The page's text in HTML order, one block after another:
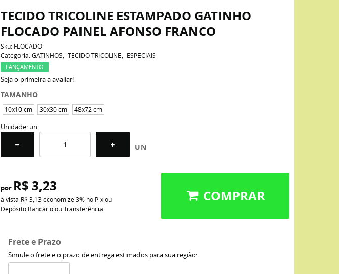
TECIDO TRICOLINE ESTAMPADO GATINHO
FLOCADO PAINEL AFONSO FRANCO
Sku: FLOCADO
Categoria: GATINHOS TECIDO TRICOLINE ESPECIAIS
LANÇAMENTO
Seja o primeira a avaliar!
TAMANHO
10x10 cm 30x30 cm 48x72 cm
Unidade: un
UN
por R$ 3,23
à vista R$ 3,13economize3% no Pix ou
Depósito Bancário ou Transferência
COMPRAR
Frete e Prazo
Simule o frete e o prazo de entrega estimados para sua região: